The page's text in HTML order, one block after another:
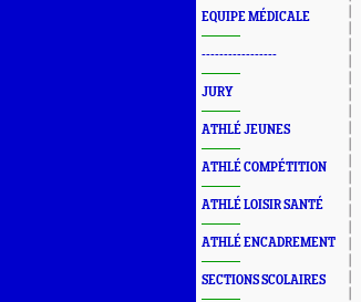
EQUIPE MÉDICALE
-----------------
JURY
ATHLÉ JEUNES
ATHLÉ COMPÉTITION
ATHLÉ LOISIR SANTÉ
ATHLÉ ENCADREMENT
SECTIONS SCOLAIRES